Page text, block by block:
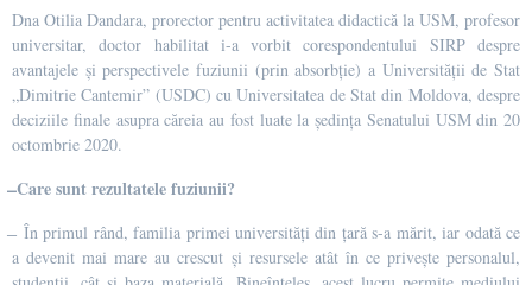
Dna Otilia Dandara, prorector pentru activitatea didactică la USM, profesor
universitar, doctor habilitat i-a vorbit corespondentului SIRP despre
avantajele și perspectivele fuziunii (prin absorbție) a Universității de Stat
„Dimitrie Cantemir” (USDC) cu Universitatea de Stat din Moldova, despre
deciziile finale asupra căreia au fost luate la ședința Senatului USM din 20
octombrie 2020.
̶ Care sunt rezultatele fuziunii?
̶ În primul rând, familia primei universități din țară s-a mărit, iar odată ce
a devenit mai mare au crescut și resursele atât în ce privește personalul,